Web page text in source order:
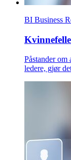
BI Business
Påstander om
ledere, gjør